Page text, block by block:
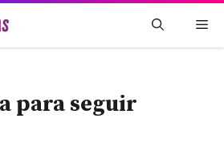
para seguir